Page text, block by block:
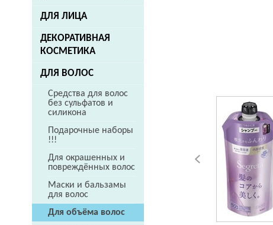
ДЛЯ ЛИЦА
ДЕКОРАТИВНАЯ
КОСМЕТИКА
ДЛЯ ВОЛОС
Средства для волос
без сульфатов и
силикона
Подарочные наборы
!!!
Для окрашенных и
повреждённых волос
Маски и бальзамы
для волос
Для объёма волос